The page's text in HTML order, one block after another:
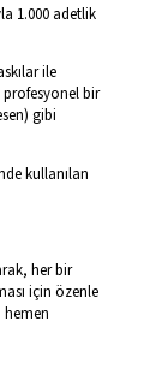
1.000 adetlik
ile
profesyonel bir
gibi
kullanılan
her bir
için özenle